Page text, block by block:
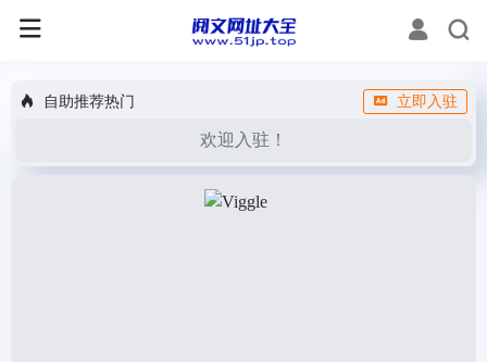
自助推荐热门 立即入驻
欢迎入驻！